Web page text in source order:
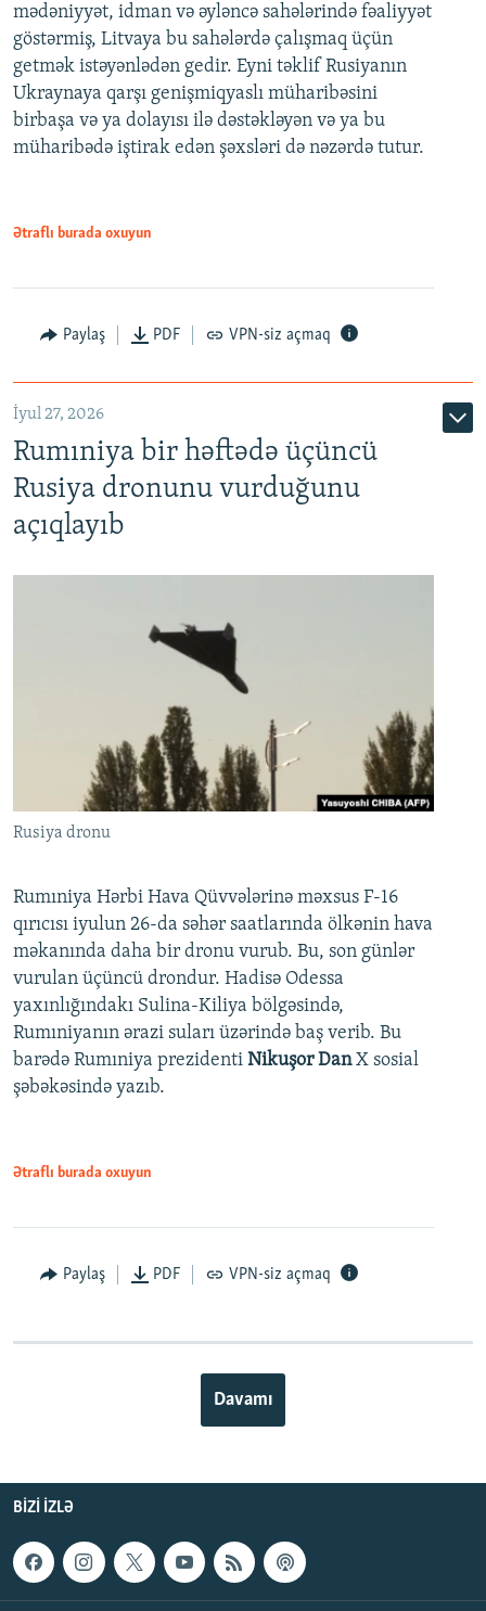
mədəniyyət, idman və əyləncə sahələrində fəaliyyət
göstərmiş, Litvaya bu sahələrdə çalışmaq üçün
getmək istəyənlədən gedir. Eyni təklif Rusiyanın
Ukraynaya qarşı genişmiqyaslı müharibəsini
birbaşa və ya dolayısı ilə dəstəkləyən və ya bu
müharibədə iştirak edən şəxsləri də nəzərdə tutur.
Ətraflı burada oxuyun
Paylaş PDF VPN-siz açmaq
İyul 27, 2026
Rumıniya bir həftədə üçüncü
Rusiya dronunu vurduğunu
açıqlayıb
Rusiya dronu
Rumıniya Hərbi Hava Qüvvələrinə məxsus F-16
qırıcısı iyulun 26-da səhər saatlarında ölkənin hava
məkanında daha bir dronu vurub. Bu, son günlər
vurulan üçüncü drondur. Hadisə Odessa
yaxınlığındakı Sulina-Kiliya bölgəsində,
Rumıniyanın ərazi suları üzərində baş verib. Bu
barədə Rumıniya prezidenti Nikuşor DanX sosial
şəbəkəsində yazıb.
Ətraflı burada oxuyun
Paylaş PDF VPN-siz açmaq
Davamı
BIZI IZLƏ